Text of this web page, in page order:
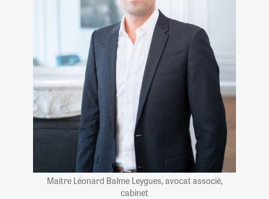
Maitre Léonard Balme Leygues, avocat associé,
cabinet